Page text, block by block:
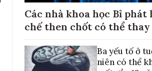
Các nhà khoa học Bỉ phát
chế then chốt có thể thay
Ba yếu tố ở
niên có thể